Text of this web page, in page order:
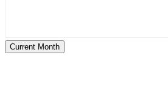
Current Month